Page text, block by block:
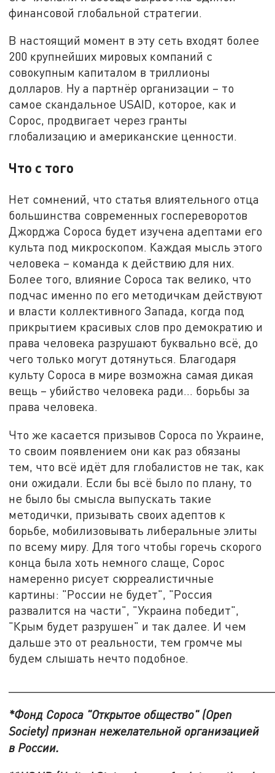
финансовой глобальной стратегии.
В настоящий момент в эту сеть входят более
200 крупнейших мировых компаний с
совокупным капиталом в триллионы
долларов. Ну а партнёр организации – то
самое скандальное USAID, которое, как и
Сорос, продвигает через гранты
глобализацию и американские ценности.
Что с того
Нет сомнений, что статья влиятельного отца
большинства современных госпереворотов
Джорджа Сороса будет изучена адептами его
культа под микроскопом. Каждая мысль этого
человека – команда к действию для них.
Более того, влияние Сороса так велико, что
подчас именно по его методичкам действуют
и власти коллективного Запада, когда под
прикрытием красивых слов про демократию и
права человека разрушают буквально всё, до
чего только могут дотянуться. Благодаря
культу Сороса в мире возможна самая дикая
вещь – убийство человека ради… борьбы за
права человека.
Что же касается призывов Сороса по Украине,
то своим появлением они как раз обязаны
тем, что всё идёт для глобалистов не так, как
они ожидали. Если бы всё было по плану, то
не было бы смысла выпускать такие
методички, призывать своих адептов к
борьбе, мобилизовывать либеральные элиты
по всему миру. Для того чтобы горечь скорого
конца была хоть немного слаще, Сорос
намеренно рисует сюрреалистичные
картины: "России не будет", "Россия
развалится на части", "Украина победит",
"Крым будет разрушен" и так далее. И чем
дальше это от реальности, тем громче мы
будем слышать нечто подобное.
*Фонд Сороса "Открытое общество" (Open
Society) признан нежелательной организацией
в России.